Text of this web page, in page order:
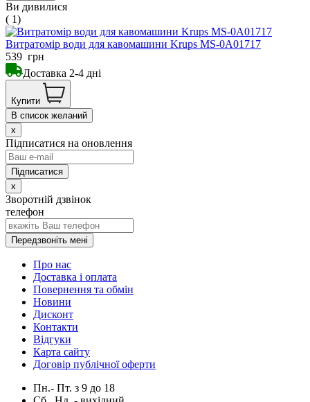
Ви дивилися
( 1)
Витратомір води для кавомашини Krups MS-0A01717
539 грн
Доставка 2-4 дні
Купити
В список желаний
x
Підписатися на оновлення
x
Зворотній дзвінок
телефон
Передзвоніть мені
Про нас
Доставка і оплата
Повернення та обмін
Новини
Дисконт
Контакти
Відгуки
Карта сайту
Договір публічної оферти
Пн.- Пт. з 9 до 18